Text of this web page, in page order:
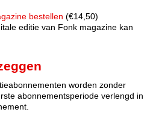
bestellen (€14,50)
editie van Fonk magazine kan
worden zonder
abonnementsperiode verlengd in